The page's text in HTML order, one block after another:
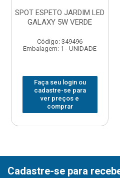
SPOT ESPETO JARDIM LED
GALAXY 5W VERDE
Código: 349496
Embalagem: 1 - UNIDADE
Faça seu login ou
cadastre-se para
ver preços e
comprar
Cadastre-se para